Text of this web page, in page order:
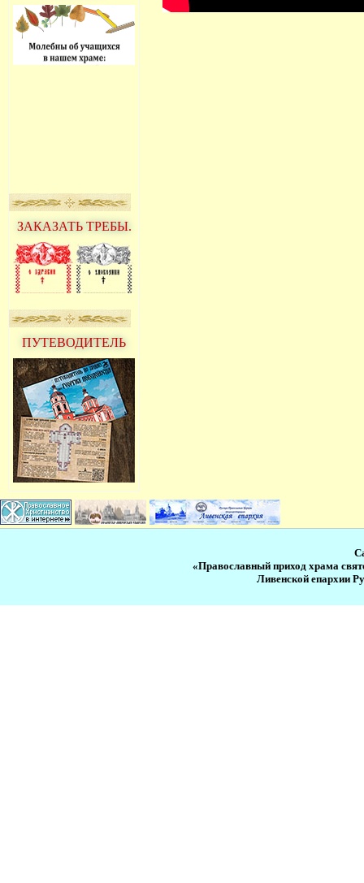
ЗАКАЗАТЬ ТРЕБЫ.
ПУТЕВОДИТЕЛЬ
«Православный приход храма
Ливенской епархии